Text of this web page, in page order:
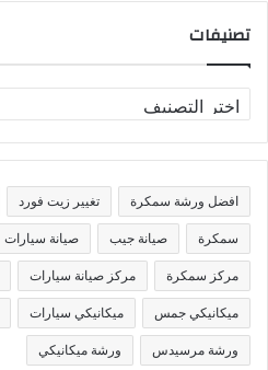
تصنيفات
ص
ن
ف
ا
افضل ورشة سمكرة تغيير زيت فورد
سمكرة صيانة جيب صيانة سيارات
مركز سمكرة مركز صيانة سيارات
ميكانيكي جمس ميكانيكي سيارات
ورشة مرسيدس ورشة ميكانيكي